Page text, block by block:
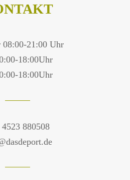
21:00 Uhr
18:00Uhr
18:00Uhr
4523 880508